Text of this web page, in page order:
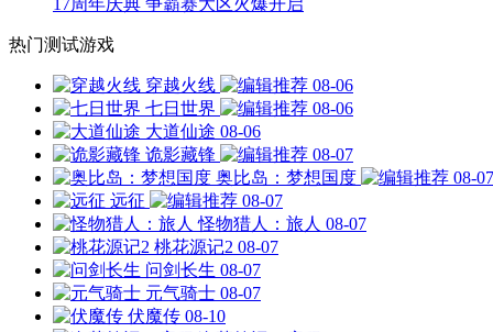
热门测试游戏
穿越火线
08-06
七日世界
08-06
大道仙途 08-06
诡影藏锋
08-07
奥比岛：梦想国度
08-07
远征
08-07
怪物猎人：旅人 08-07
桃花源记2 08-07
问剑长生 08-07
元气骑士 08-07
伏魔传 08-10